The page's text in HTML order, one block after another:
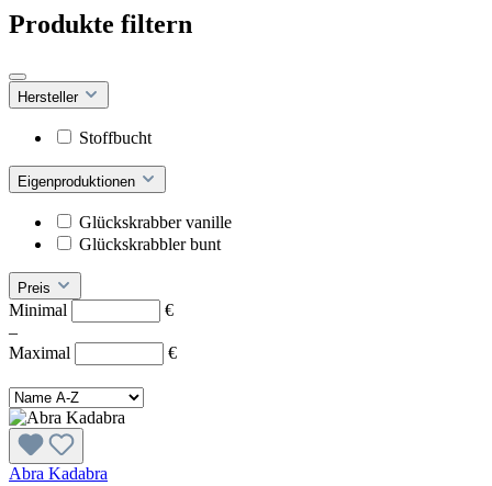
Produkte filtern
Hersteller
Stoffbucht
Eigenproduktionen
Glückskrabber vanille
Glückskrabbler bunt
Preis
Minimal
€
–
Maximal
€
Abra Kadabra